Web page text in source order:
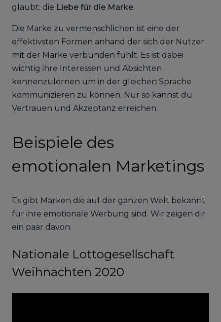
glaubt: die Liebe für die Marke.
Die Marke zu vermenschlichen ist eine der
effektivsten Formen anhand der sich der Nutzer
mit der Marke verbunden fühlt. Es ist dabei
wichtig ihre Interessen und Absichten
kennenzulernen um in der gleichen Sprache
kommunizieren zu können. Nur so kannst du
Vertrauen und Akzeptanz erreichen.
Beispiele des
emotionalen Marketings
Es gibt Marken die auf der ganzen Welt bekannt
für ihre emotionale Werbung sind. Wir zeigen dir
ein paar davon:
Nationale Lottogesellschaft
Weihnachten 2020